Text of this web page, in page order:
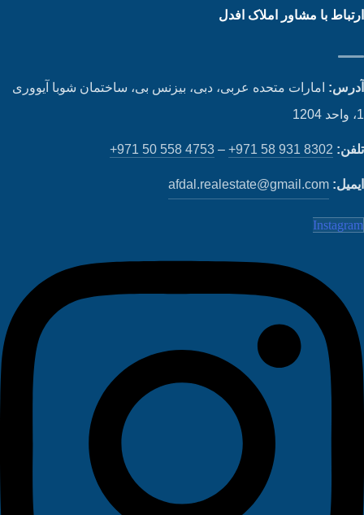
با مشاور املاک افدل
امارات متحده عربی، دبی، بیزنس بی، ساختمان شوبا آیووری
+971 50 558 4753–+971 58 931 8302
afdal.realestate@gmail.com